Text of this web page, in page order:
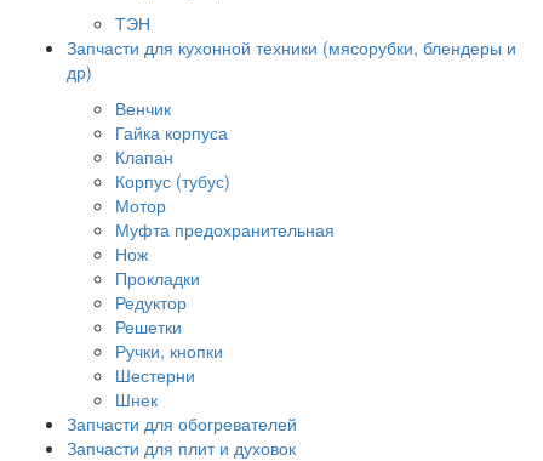
ТЭН
Запчасти для кухонной техники (мясорубки, блендеры и
др)
Венчик
Гайка корпуса
Клапан
Корпус (тубус)
Мотор
Муфта предохранительная
Нож
Прокладки
Редуктор
Решетки
Ручки, кнопки
Шестерни
Шнек
Запчасти для обогревателей
Запчасти для плит и духовок